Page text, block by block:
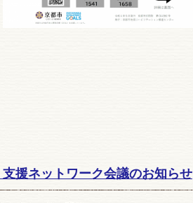
援ネットワーク会議のお知らせ